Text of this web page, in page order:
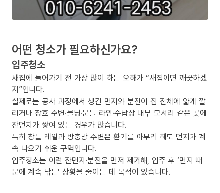
어떤 청소가 필요하신가요?
입주청소
새집에 들어가기 전 가장 많이 하는 오해가 “새집이면 깨끗하겠
지”입니다.
실제로는 공사 과정에서 생긴 먼지와 분진이 집 전체에 얇게 깔
리거나 창호 주변·몰딩·문틀 라인·수납장 내부 모서리 같은 곳에
잔먼지가 쌓여 있는 경우가 많습니다.
특히 창틀 레일과 방충망 주변은 환기를 아무리 해도 먼지가 계
속 나오기 쉬운 구역입니다.
입주청소는 이런 잔먼지·분진을 먼저 제거해, 입주 후 ‘먼지 때
문에 계속 닦는’ 상황을 줄이는 데 목적이 있습니다.